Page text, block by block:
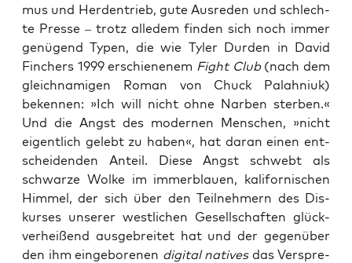
mus und Her­den­trieb, gute Aus­re­den und schlech­
te Pres­se – trotz alle­dem fin­den sich noch immer
genü­gend Typen, die wie Tyler Dur­den in David
Fin­chers 1999 erschie­ne­nem Fight Club(nach dem
gleich­na­mi­gen Roman von Chuck Palah­n­i­uk)
beken­nen: »Ich will nicht ohne Nar­ben ster­ben.«
Und die Angst des moder­nen Men­schen, »nicht
eigent­lich gelebt zu haben«, hat dar­an einen ent­
schei­den­den Anteil. Die­se Angst schwebt als
schwar­ze Wol­ke im immer­blau­en, kali­for­ni­schen
Him­mel, der sich über den Teil­neh­mern des Dis­
kur­ses unse­rer west­li­chen Gesell­schaf­ten glück­
ver­hei­ßend aus­ge­brei­tet hat und der gegen­über
den ihm ein­ge­bo­re­nen digi­tal nati­vesdas Ver­spre­